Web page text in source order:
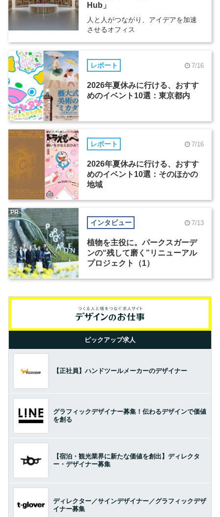
Hub」
人と人がつながり、アイデアを加速
させるオフィス
レポート 7/16
2026年夏休みに行ける、おすす
めのイベント10選：東京都内
レポート 7/16
2026年夏休みに行ける、おすす
めのイベント10選：そのほかの
地域
インタビュー 7/13
植物を主役に。パークスガーデ
ンの“残して磨く”リニューアル
プロジェクト（1）
PR
ピックアップ求人
【正社員】ハンドツールメーカーのデザイナー
グラフィックデザイナー募集！伝わるデザインで価値
を創る
【宿泊・観光業界に新たな価値を創出】ディレクタ
ー・デザイナー募集
ディレクター／サインデザイナー／グラフィックデザ
イナー募集